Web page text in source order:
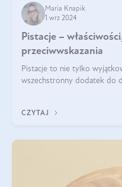
Maria Knapik
1 wrz 2024
Pistacje –
przeciwwskazania
Pistacje to nie tylko
wszechstronny dodatek do
CZYTAJ